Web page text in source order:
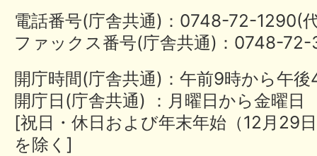
電話番号(庁舎共通)：0748-72-
ファックス番号(庁舎共通)：0748-
開庁時間(庁舎共通)：午前9時から午
開庁日(庁舎共通) ：月曜日から金曜日
[祝日・休日および年末年始（12月29
を除く]